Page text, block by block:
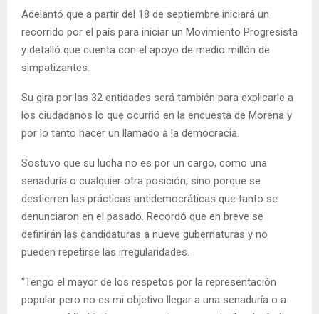
Adelantó que a partir del 18 de septiembre iniciará un
recorrido por el país para iniciar un Movimiento Progresista
y detalló que cuenta con el apoyo de medio millón de
simpatizantes.
Su gira por las 32 entidades será también para explicarle a
los ciudadanos lo que ocurrió en la encuesta de Morena y
por lo tanto hacer un llamado a la democracia.
Sostuvo que su lucha no es por un cargo, como una
senaduría o cualquier otra posición, sino porque se
destierren las prácticas antidemocráticas que tanto se
denunciaron en el pasado. Recordó que en breve se
definirán las candidaturas a nueve gubernaturas y no
pueden repetirse las irregularidades.
“Tengo el mayor de los respetos por la representación
popular pero no es mi objetivo llegar a una senaduría o a